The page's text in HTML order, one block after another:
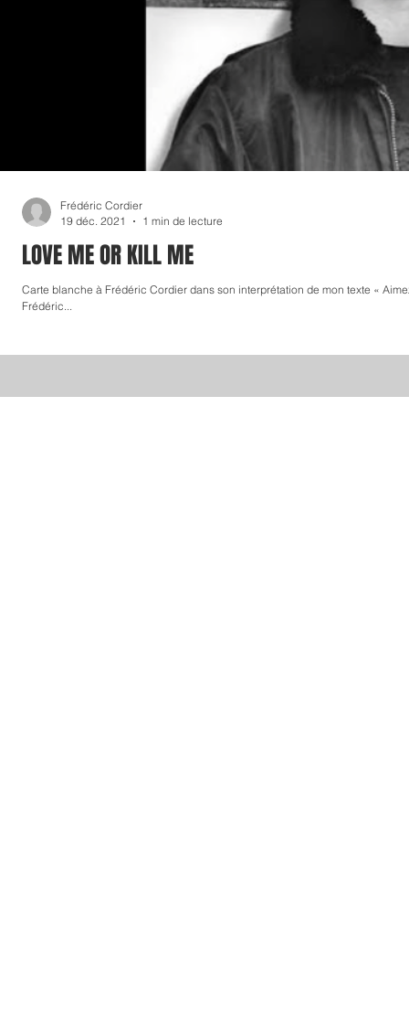
LOVE ME OR KILL ME
Carte blanche à Frédéric Cordier dans son interprétation de mon texte « Aimez-moi ou tuez-moi » paru en septembre sur ce blog.
Frédéric...
Frédéric Cordier
19 déc. 2021
1 min de lecture